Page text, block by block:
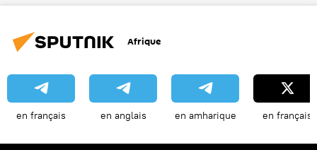
Nord Stream 2 AG
Afrique
en français en anglais en amharique en français